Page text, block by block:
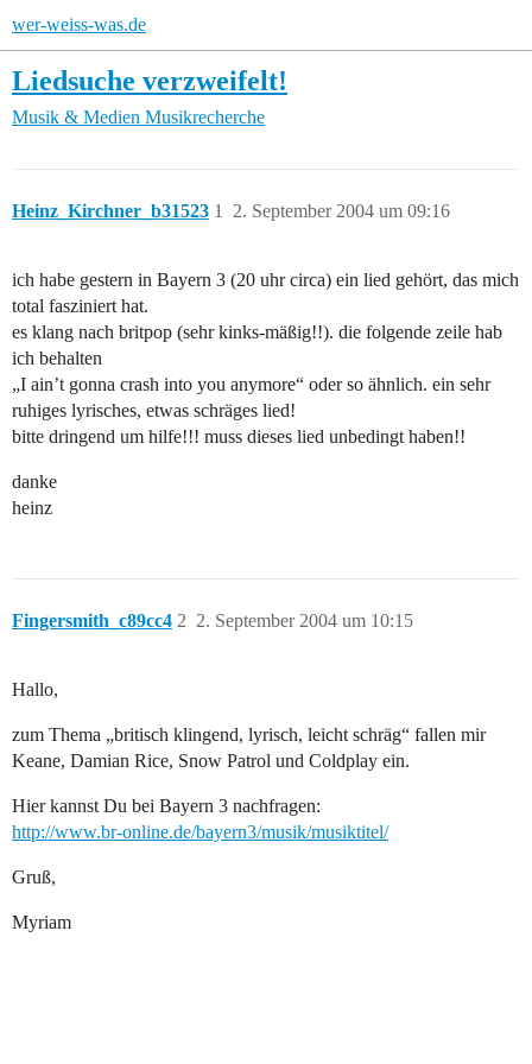
wer-weiss-was.de
Liedsuche verzweifelt!
Musik & Medien Musikrecherche
Heinz_Kirchner_b31523 2. September 2004 um 09:16
1
ich habe gestern in Bayern 3 (20 uhr circa) ein lied gehört, das mich
total fasziniert hat.
es klang nach britpop (sehr kinks-mäßig!!). die folgende zeile hab
ich behalten
„I ain’t gonna crash into you anymore“ oder so ähnlich. ein sehr
ruhiges lyrisches, etwas schräges lied!
bitte dringend um hilfe!!! muss dieses lied unbedingt haben!!
danke
heinz
Fingersmith_c89cc4 2. September 2004 um 10:15
2
Hallo,
zum Thema „britisch klingend, lyrisch, leicht schräg“ fallen mir
Keane, Damian Rice, Snow Patrol und Coldplay ein.
Hier kannst Du bei Bayern 3 nachfragen:
http://www.br-online.de/bayern3/musik/musiktitel/
Gruß,
Myriam